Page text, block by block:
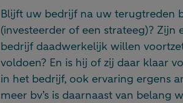
Blijft uw bedrijf na uw terugtreden
(investeerder of een strateeg)?
bedrijf daadwerkelijk willen
voldoen? En is hij of zij daar klaar
in het bedrijf, ook ervaring ergens
meer bv’s is daarnaast van